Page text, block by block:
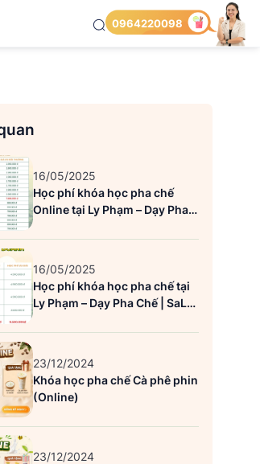
0964220098
16/05/2025
Học phí khóa học pha chế
Online tại Ly Phạm – Dạy Pha
Chế | SaLy Academy (Mới
nhất)
16/05/2025
Học phí khóa học pha chế tại
Ly Phạm – Dạy Pha Chế | SaLy
Academy (Mới nhất)
23/12/2024
Khóa học pha chế Cà phê phin
(Online)
23/12/2024